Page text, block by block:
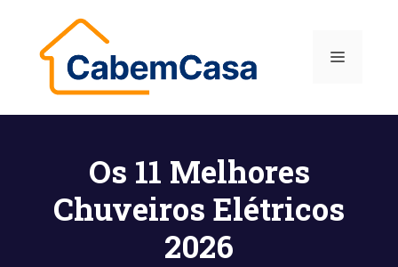
conteúdo
Menu
Os 11 Melhores
Chuveiros Elétricos
2026